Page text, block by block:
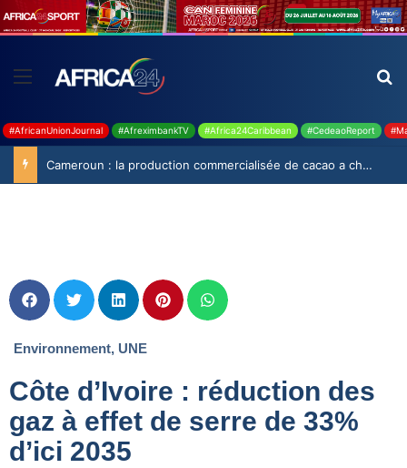
#AfricanUnionJournal #AfreximbankTV #Africa24Caribbean #CedeaoReport
Cameroun : la production commercialisée de cacao a chuté de 19,9% durant la saison 2025-2026
Environnement, UNE
Côte d’Ivoire : réduction des
gaz à effet de serre de 33%
d’ici 2035